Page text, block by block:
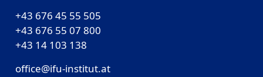
+43 676 45 55 505
+43 676 55 07 800
‎+43 14 103 138
office@ifu-institut.at